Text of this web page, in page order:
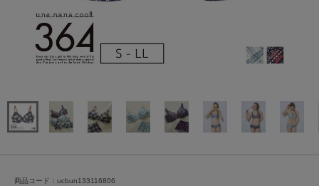
商品コード：ucbun133116806